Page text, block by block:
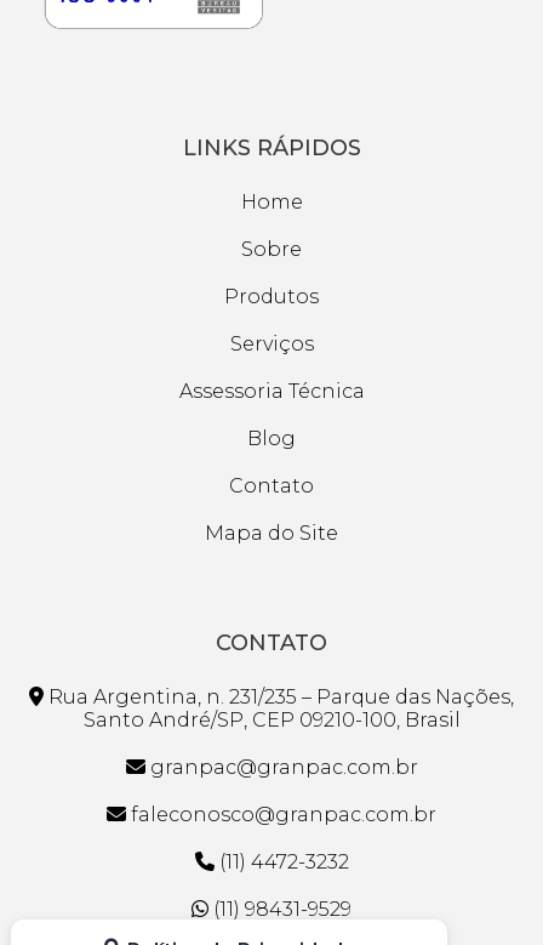
LINKS RÁPIDOS
Home
Sobre
Produtos
Serviços
Assessoria Técnica
Blog
Contato
Mapa do Site
CONTATO
Rua Argentina, n. 231/235 – Parque das Nações,
Santo André/SP, CEP 09210-100, Brasil
granpac@granpac.com.br
faleconosco@granpac.com.br
(11) 4472-3232
(11) 98431-9529